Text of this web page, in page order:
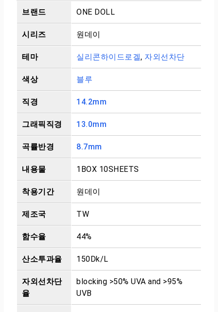
브랜드 ONE DOLL
시리즈 원데이
테마 실리콘하이드로겔, 자외선차단
색상 블루
직경 14.2mm
그래픽직경 13.0mm
곡률반경 8.7mm
내용물 1BOX 10SHEETS
착용기간 원데이
제조국 TW
함수율 44%
산소투과율 150Dk/L
자외선차단
율
blocking >50% UVA and >95%
UVB